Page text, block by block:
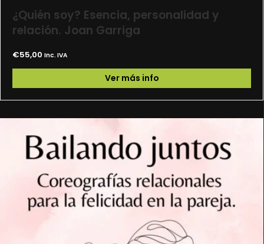
¿Quién soy? Esencia, personalidad y
relación. Joan Garriga
€55,00 Inc. IVA
Ver más info